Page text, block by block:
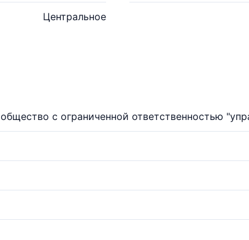
Центральное
общество с ограниченной ответственностью